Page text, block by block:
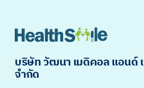
บริษัท วัฒนา เมดิคอล แอนด์
จำกัด